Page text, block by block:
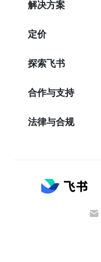
解决方案
定价
探索飞书
合作与支持
法律与合规